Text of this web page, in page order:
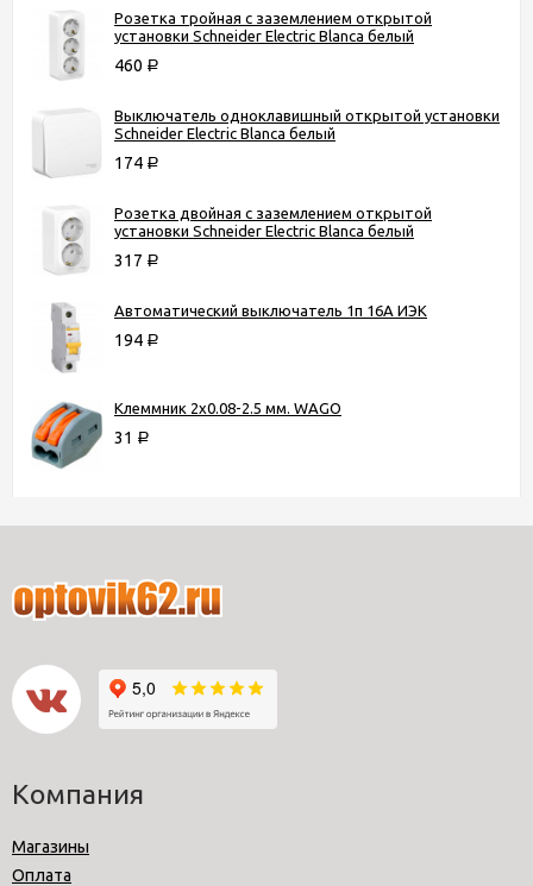
Розетка тройная с заземлением открытой
установки Schneider Electric Blanca белый
460 Р
Выключатель одноклавишный открытой установки
Schneider Electric Blanca белый
174 Р
Розетка двойная с заземлением открытой
установки Schneider Electric Blanca белый
317 Р
Автоматический выключатель 1п 16А ИЭК
194 Р
Клеммник 2х0.08-2.5 мм. WAGO
31 Р
Компания
Магазины
Оплата